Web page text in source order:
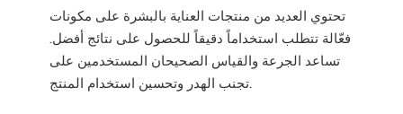
تحتوي العديد من منتجات العناية بالبشرة على مكونات
فعّالة تتطلب استخداماً دقيقاً للحصول على نتائج أفضل.
تساعد الجرعة والقياس الصحيحان المستخدمين على
تجنب الهدر وتحسين استخدام المنتج.